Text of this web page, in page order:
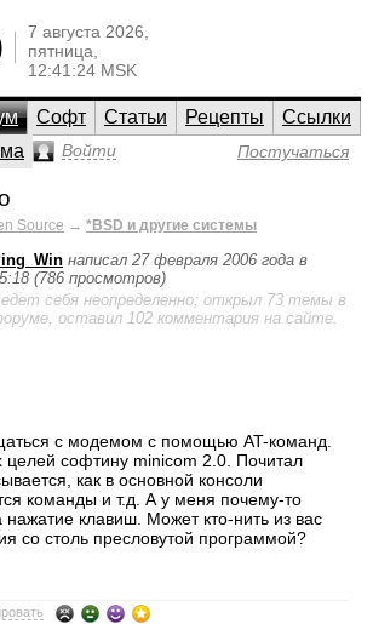
7 августа 2026,
пятница,
12:41:24 MSK
Софт Статьи Рецепты
Ссылки
Войти Постучаться
Source → *BSD и другие системы
написал 27 февраля 2006 года в
(786 просмотров)
себя неопределенно; открыл 73 темы в
оставил 102 комментария на сайте.
с модемом с помощью AT-команд.
целей софтину minicom 2.0. Почитал
как в основной консоли
команды и т.д. А у меня почему-то
нажатие клавиш. Может кто-нить из вас
со столь пресловутой программой?